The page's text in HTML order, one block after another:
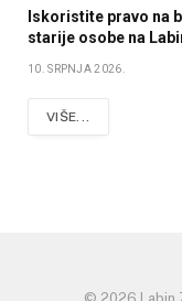
Iskoristite pravo na
starije osobe na
10. SRPNJA 2026.
VIŠE...